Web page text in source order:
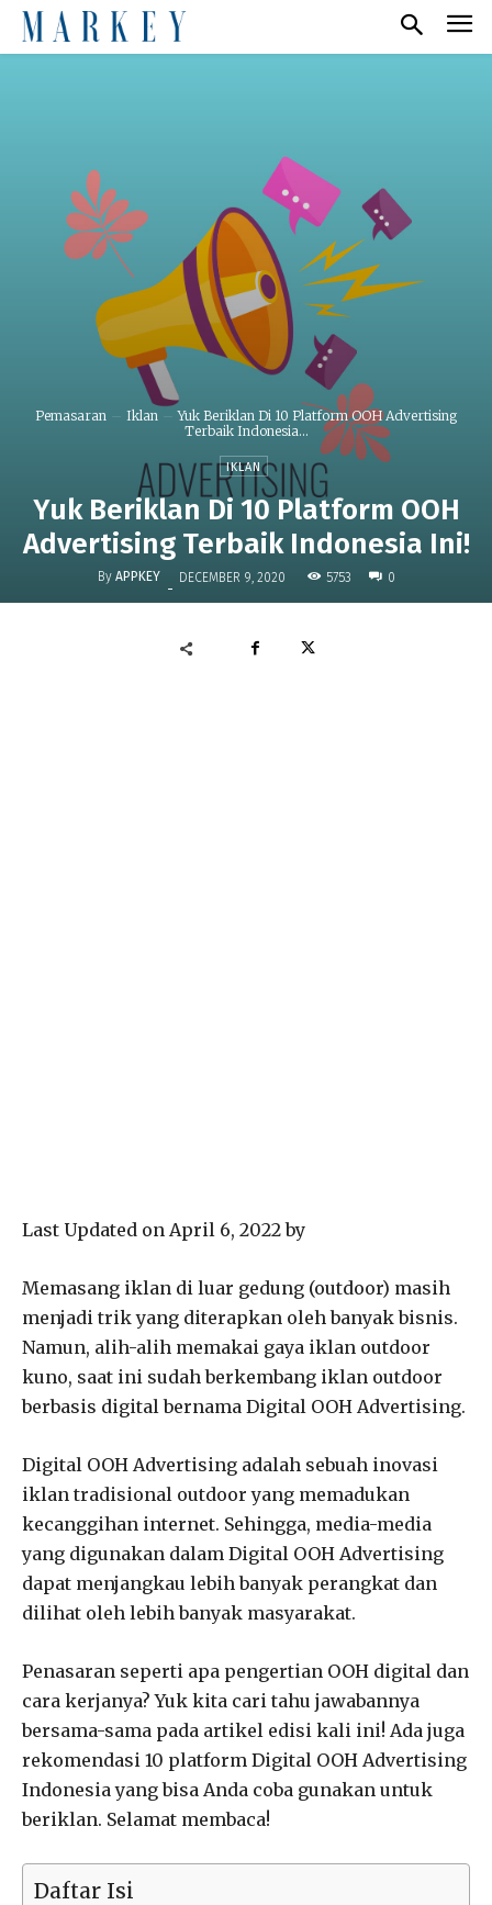
Pemasaran Iklan
Yuk Beriklan Di 10 Platform OOH Advertising
Terbaik Indonesia...
IKLAN
Yuk Beriklan Di 10 Platform OOH
Advertising Terbaik Indonesia Ini!
By APPKEY - DECEMBER 9, 2020 5753 0
Last Updated on April 6, 2022 by
Memasang iklan di luar gedung (outdoor) masih
menjadi trik yang diterapkan oleh banyak bisnis.
Namun, alih-alih memakai gaya iklan outdoor
kuno, saat ini sudah berkembang iklan outdoor
berbasis digital bernama Digital OOH Advertising.
Digital OOH Advertising adalah sebuah inovasi
iklan tradisional outdoor yang memadukan
kecanggihan internet. Sehingga, media-media
yang digunakan dalam Digital OOH Advertising
dapat menjangkau lebih banyak perangkat dan
dilihat oleh lebih banyak masyarakat.
Penasaran seperti apa pengertian OOH digital dan
cara kerjanya? Yuk kita cari tahu jawabannya
bersama-sama pada artikel edisi kali ini! Ada juga
rekomendasi 10 platform Digital OOH Advertising
Indonesia yang bisa Anda coba gunakan untuk
beriklan. Selamat membaca!
Daftar Isi